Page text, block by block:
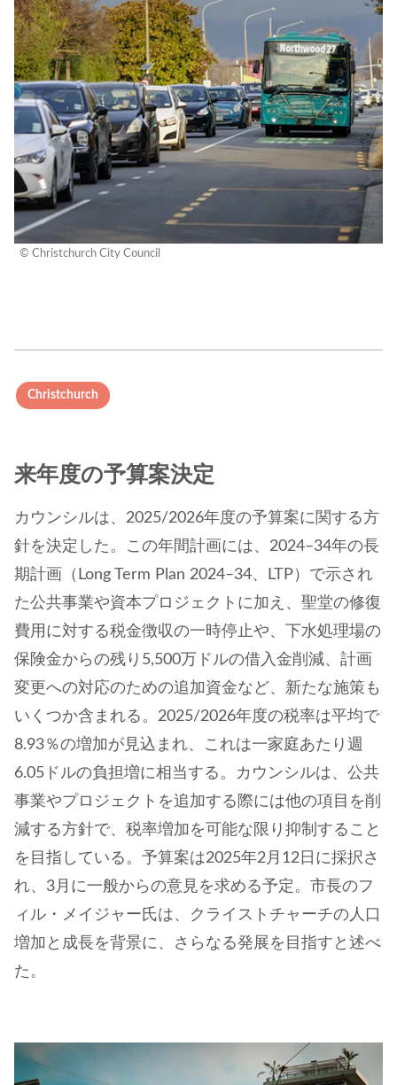
© Christchurch City Council
Christchurch
来年度の予算案決定
カウンシルは、2025/2026年度の予算案に関する方
針を決定した。この年間計画には、2024–34年の長
期計画（Long Term Plan 2024–34、LTP）で示され
た公共事業や資本プロジェクトに加え、聖堂の修復
費用に対する税金徴収の一時停止や、下水処理場の
保険金からの残り5,500万ドルの借入金削減、計画
変更への対応のための追加資金など、新たな施策も
いくつか含まれる。2025/2026年度の税率は平均で
8.93％の増加が見込まれ、これは一家庭あたり週
6.05ドルの負担増に相当する。カウンシルは、公共
事業やプロジェクトを追加する際には他の項目を削
減する方針で、税率増加を可能な限り抑制すること
を目指している。予算案は2025年2月12日に採択さ
れ、3月に一般からの意見を求める予定。市長のフ
ィル・メイジャー氏は、クライストチャーチの人口
増加と成長を背景に、さらなる発展を目指すと述べ
た。